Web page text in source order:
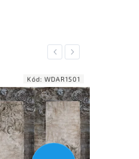
Previous
Kód: WDAR1501
Next